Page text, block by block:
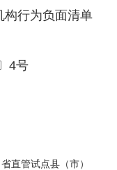
构行为负面清单
4号
直管试点县（市）